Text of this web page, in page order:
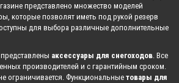
представлено множество моделей
которые позволят иметь под рукой резерв
для выбора различные дополнительные
аксессуары для снегоходов. Все
производителей и с гарантийным сроком.
ограничивается. Функциональные товары для